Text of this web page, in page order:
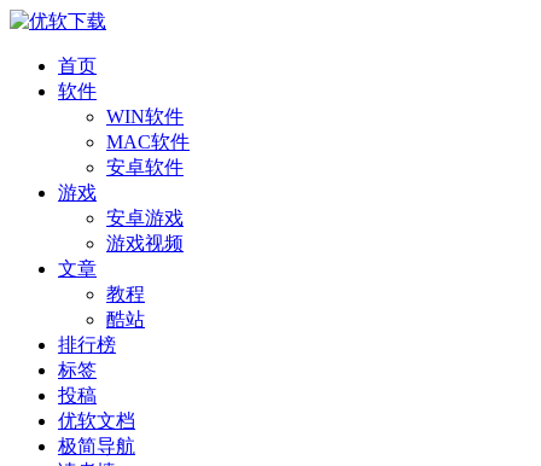
首页
软件
WIN软件
MAC软件
安卓软件
游戏
安卓游戏
游戏视频
文章
教程
酷站
排行榜
标签
投稿
优软文档
极简导航